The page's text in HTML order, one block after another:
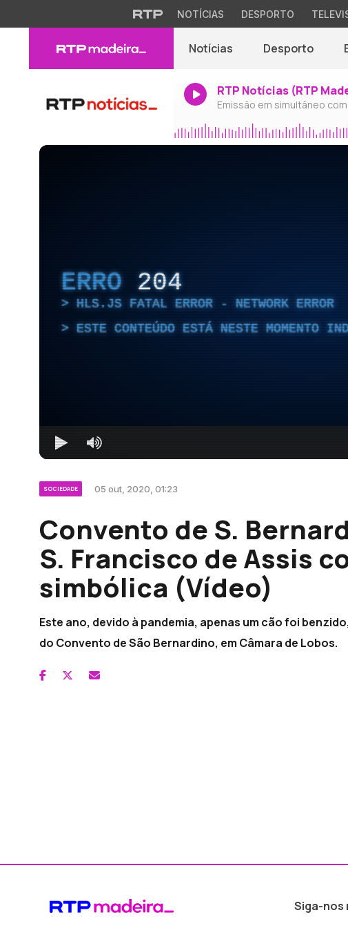
NOTÍCIAS DESPORTO
Notícias Desporto
RTP Notícias (RTP
Emissão em simultâneo
ERRO 204
HLS.JS FATAL ERROR - NETWORK ERROR
ESTE CONTEÚDO ESTÁ NESTE MOMENTO
SOCIEDADE 05 out, 2020, 01:23
Convento de S.
S. Francisco de Assis
simbólica (Vídeo)
Este ano, devido à pandemia, apenas um cão foi
do Convento de São Bernardino, em Câmara de Lobos.
Siga-nos